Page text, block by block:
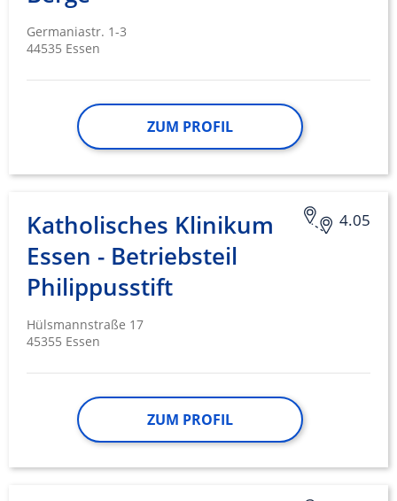
Germaniastr. 1-3
44535 Essen
ZUM PROFIL
4.05
Katholisches Klinikum
Essen - Betriebsteil
Philippusstift
Hülsmannstraße 17
45355 Essen
ZUM PROFIL